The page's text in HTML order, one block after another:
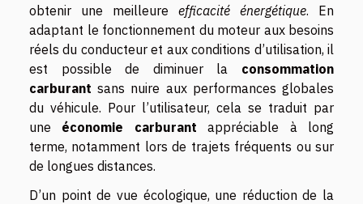
obtenir une meilleure efficacité énergétique. En
adaptant le fonctionnement du moteur aux besoins
réels du conducteur et aux conditions d’utilisation, il
est possible de diminuer la consommation
carburant sans nuire aux performances globales
du véhicule. Pour l’utilisateur, cela se traduit par
une économie carburant appréciable à long
terme, notamment lors de trajets fréquents ou sur
de longues distances.
D’un point de vue écologique, une réduction de la